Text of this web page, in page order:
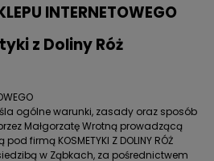
INTERNETOWEGO
z Doliny Róż
ogólne warunki, zasady oraz sposób
Małgorzatę Wrotną prowadzącą
firmą KOSMETYKI Z DOLINY RÓŻ
siedzibą w Ząbkach, za pośrednictwem